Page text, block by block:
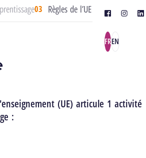
facebook
FREN
Règles de l’UE
(UE) articule 1 activité
: